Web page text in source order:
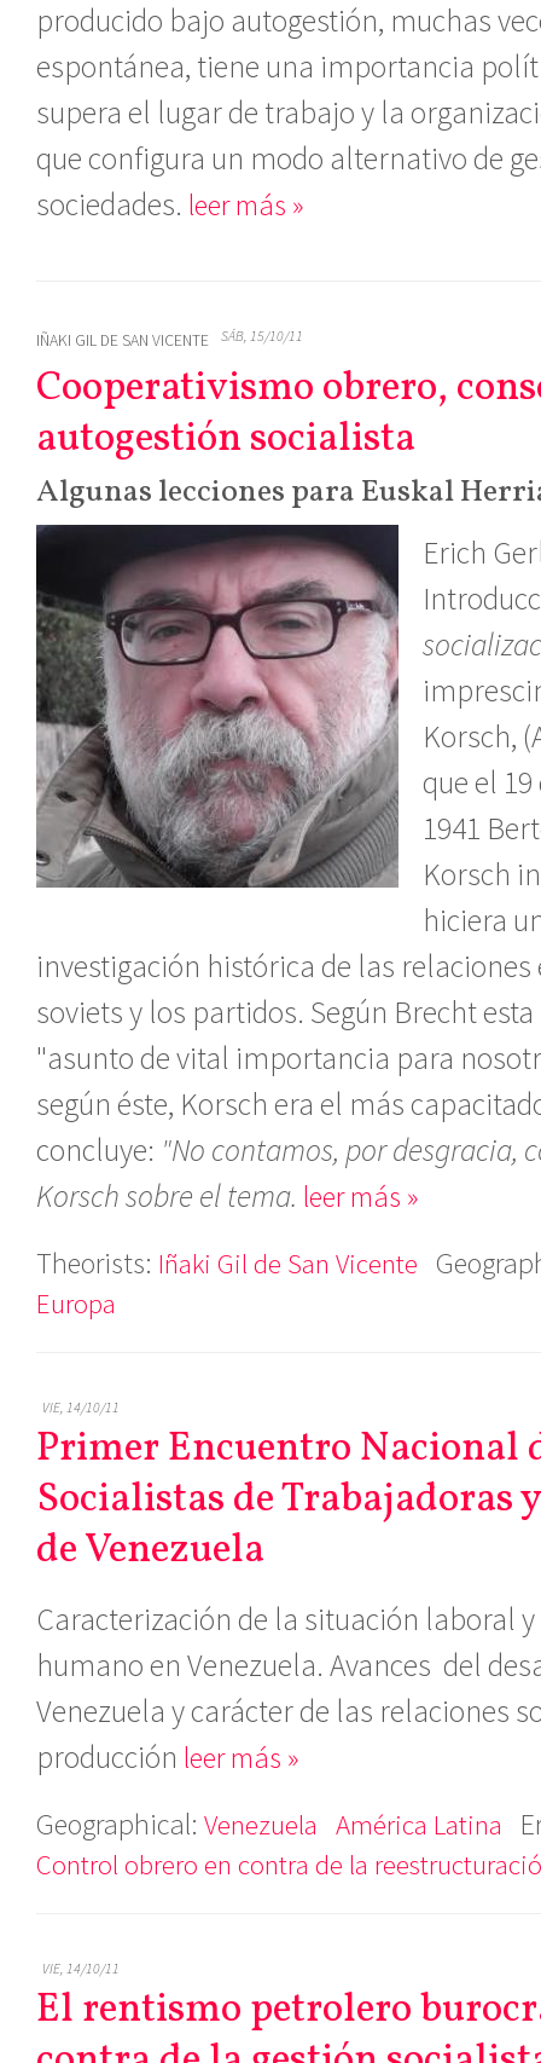
producido bajo autogestión, muchas
espontánea, tiene una importancia
supera el lugar de trabajo y la
que configura un modo alternativo de
sociedades. leer más »
IÑAKI GIL DE SAN VICENTE SÁB, 15/10/11
Cooperativismo obrero,
autogestión socialista
Algunas lecciones para Euskal
Erich
Korsch,
que el
1941
Korsch
hiciera
investigación histórica de las
soviets y los partidos. Según Brecht
"asunto de vital importancia para
según éste, Korsch era el más
concluye: "No contamos, por desgracia,
Korsch sobre el tema. leer más »
Theorists: Iñaki Gil de San Vicente
Europa
VIE, 14/10/11
Primer Encuentro Nacional
Socialistas de Trabajadoras
de Venezuela
Caracterización de la situación laboral
humano en Venezuela. Avances del
Venezuela y carácter de las relaciones
producción leer más »
Geographical: Venezuela América Latina
Control obrero en contra de la
VIE, 14/10/11
El rentismo petrolero